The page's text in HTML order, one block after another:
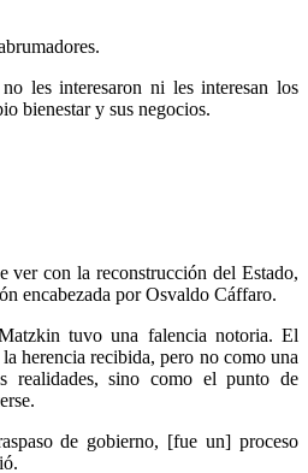
les interesaron ni les interesan los
bienestar y sus negocios.
ver con la reconstrucción del Estado,
encabezada por Osvaldo Cáffaro.
tuvo una falencia notoria. El
herencia recibida, pero no como una
realidades, sino como el punto de
de gobierno, [fue un] proceso